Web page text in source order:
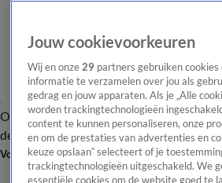
OverzichtAfleveringen Entertainment
de redactieNieuwsbrief
Volg Shownieuws
Jouw cookievoorkeuren
Wij en onze 29 partners gebruiken
informatie te verzamelen over jou als
gedrag en jouw apparaten. Als je „Alle
worden trackingtechnologieën
content te kunnen personaliseren, onze
en om de prestaties van advertenties en
keuze opslaan” selecteert of je
trackingtechnologieën uitgeschakeld. We
essentiële cookies om de website goed te